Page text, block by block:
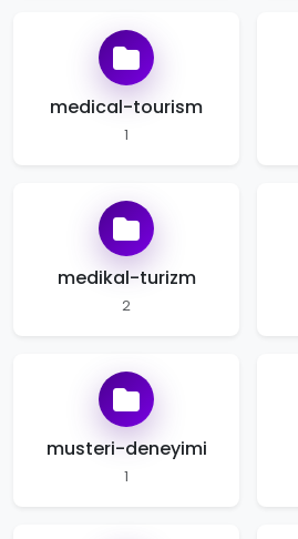
medical-tourism
1
medikal-turizm
2
musteri-deneyimi
1